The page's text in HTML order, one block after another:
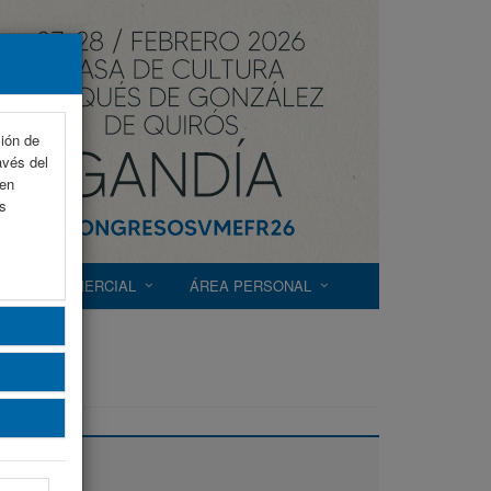
de
del
EXP. COMERCIAL ÁREA PERSONAL